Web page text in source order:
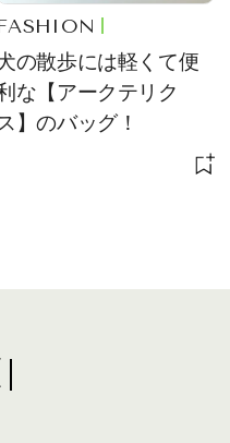
の散歩には軽くて便
な【アークテリク
ス】のバッグ！